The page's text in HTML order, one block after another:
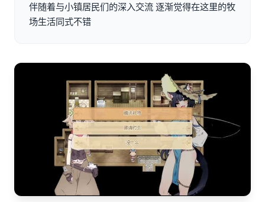
伴随着与小镇居民们的深入交流 逐渐觉得在这里的牧
场生活同式不错